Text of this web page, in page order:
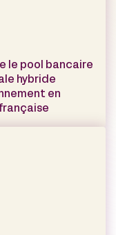
le pool bancaire
hybride
en